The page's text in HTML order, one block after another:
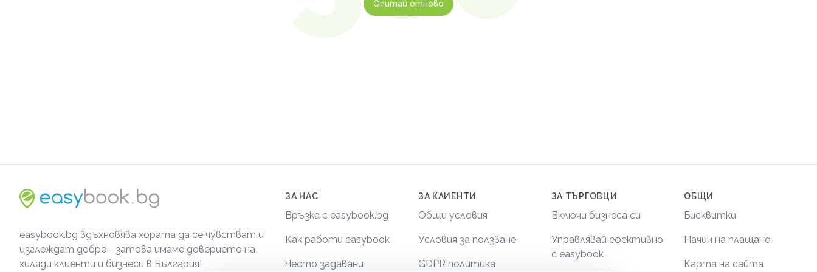
Опитай отново
easybook.bg вдъхновява хората да се чувстват и
изглеждат добре - затова имаме доверието на
хиляди клиенти и бизнеси в България!
ЗА НАС
Връзка с easybook.bg
Как работи easybook
Често задавани
ЗА КЛИЕНТИ
Общи условия
Условия за ползване
GDPR политика
ЗА ТЪРГОВЦИ
Включи бизнеса си
Управлявай ефективно
с easybook
ОБЩИ
Бисквитки
Начин на плащане
Карта на сайта